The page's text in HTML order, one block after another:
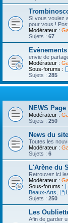
Si vous voulez
pour vous !
Modérateur :
Sujets : 67
Evènements
envie de
Modérateur :
Sous-forums :
Sujets : 285
NEWS
Modérateur :
Sujets : 250
News du site
Toutes les
Modérateur :
Sujets : 6
L'Arène du
Retrouvez ici
Modérateur :
Sous-forums :
Beaux-Arts
Sujets : 250
Les
Afin de garder